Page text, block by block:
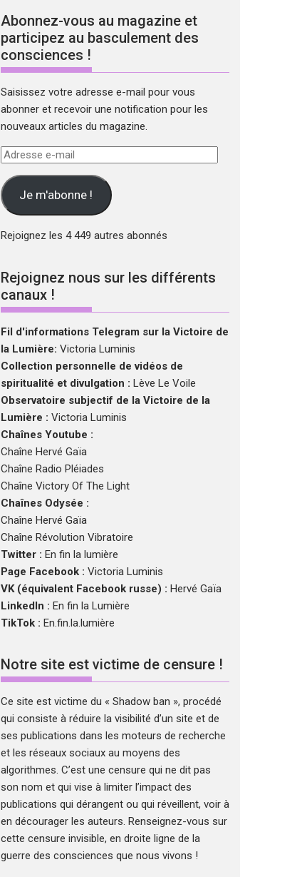
Abonnez-vous au magazine et
participez au basculement des
consciences !
Saisissez votre adresse e-mail pour vous
abonner et recevoir une notification pour les
nouveaux articles du magazine.
Adresse
mail Je m'abonne !
Rejoignez les 4 449 autres abonnés
Rejoignez nous sur les différents
canaux !
Fil d'informations Telegram sur la Victoire de
la Lumière: Victoria Luminis
Collection personnelle de vidéos de
spiritualité et divulgation : Lève Le Voile
Observatoire subjectif de la Victoire de la
Lumière : Victoria Luminis
Chaînes Youtube :
Chaîne Hervé Gaïa
Chaîne Radio Pléiades
Chaîne Victory Of The Light
Chaînes Odysée :
Chaîne Hervé Gaïa
Chaîne Révolution Vibratoire
Twitter : En fin la lumière
Page Facebook : Victoria Luminis
VK (équivalent Facebook russe) : Hervé Gaïa
LinkedIn : En fin la Lumière
TikTok : En.fin.la.lumière
Notre site est victime de censure !
Ce site est victime du « Shadow ban », procédé
qui consiste à réduire la visibilité d’un site et de
ses publications dans les moteurs de recherche
et les réseaux sociaux au moyens des
algorithmes. C’est une censure qui ne dit pas
son nom et qui vise à limiter l’impact des
publications qui dérangent ou qui réveillent, voir à
en décourager les auteurs. Renseignez-vous sur
cette censure invisible, en droite ligne de la
guerre des consciences que nous vivons !